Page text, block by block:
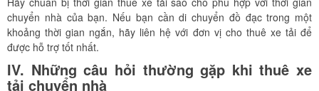
chuyển nhà của bạn. Nếu bạn cần di chuyển đồ đạc trong một
khoảng thời gian ngắn, hãy liên hệ với đơn vị cho thuê xe tải để
được hỗ trợ tốt nhất.
IV. Những câu hỏi thường gặp khi thuê xe
tải chuyển nhà